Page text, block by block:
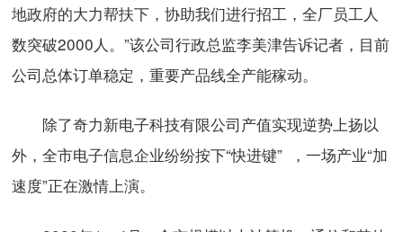
地政府的大力帮扶下，协助我们进行招工，全厂员工人
数突破2000人。”该公司行政总监李美津告诉记者，目前
公司总体订单稳定，重要产品线全产能稼动。
除了奇力新电子科技有限公司产值实现逆势上扬以
外，全市电子信息企业纷纷按下“快进键” ，一场产业“加
速度”正在激情上演。